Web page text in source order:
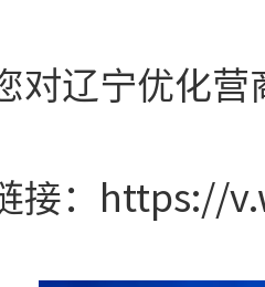
辽宁优化营
：https://